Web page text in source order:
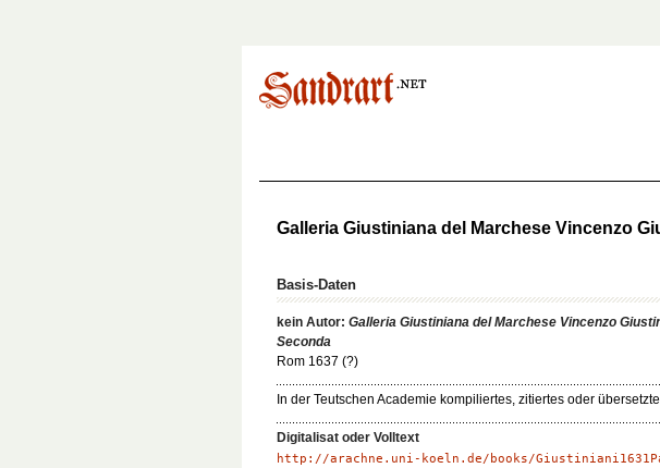
Galleria Giustiniana del Marchese Vincenzo
Basis-Daten
kein Autor: Galleria Giustiniana del Marchese Vincenzo
Seconda
Rom 1637 (?)
In der Teutschen Academie kompiliertes, zitiertes oder
Digitalisat oder Volltext
http://arachne.uni-koeln.de/books/